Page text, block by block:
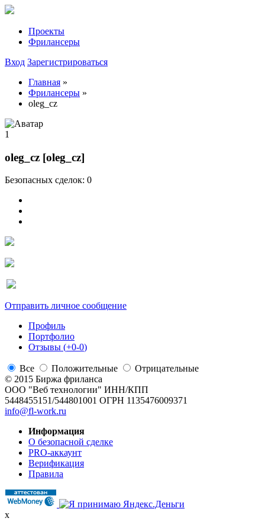
Проекты
Фрилансеры
Вход Зарегистрироваться
Главная »
Фрилансеры »
oleg_cz
1
oleg_cz [oleg_cz]
Безопасных сделок: 0
Отправить личное сообщение
Профиль
Портфолио
Отзывы (+0-0)
Все Положительные
Отрицательные
© 2015 Биржа фриланса
ООО "Веб технологии" ИНН/КПП
5448455151/544801001 ОГРН 1135476009371
info@fl-work.ru
Информация
О безопасной сделке
PRO-аккаунт
Верификация
Правила
x